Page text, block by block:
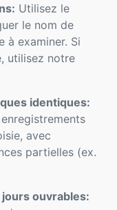
Utilisez le
le nom de
à examiner. Si
utilisez notre
identiques:
avec
partielles (ex.
ouvrables: